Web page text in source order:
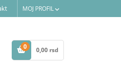
MOJ PROFIL
0
STAVKE
0,00 rsd